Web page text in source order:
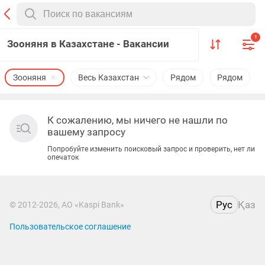
Зооняня в Казахстане - Вакансии
1
Весь Казахстан
Зооняня Рядом Рядом
К сожалению, мы ничего не нашли по
вашему запросу
Попробуйте изменить поисковый запрос и проверить, нет ли
опечаток
© 2012-2026, АО «Kaspi Bank» Рус Қаз
Пользовательское соглашение